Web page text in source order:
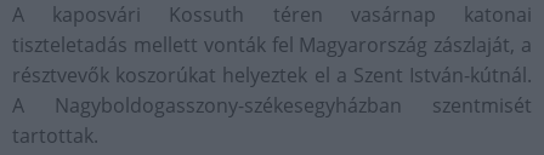
A kaposvári Kossuth téren vasárnap katonai
tiszteletadás mellett vonták fel Magyarország zászlaját, a
résztvevők koszorúkat helyeztek el a Szent István-kútnál.
A Nagyboldogasszony-székesegyházban szentmisét
tartottak.